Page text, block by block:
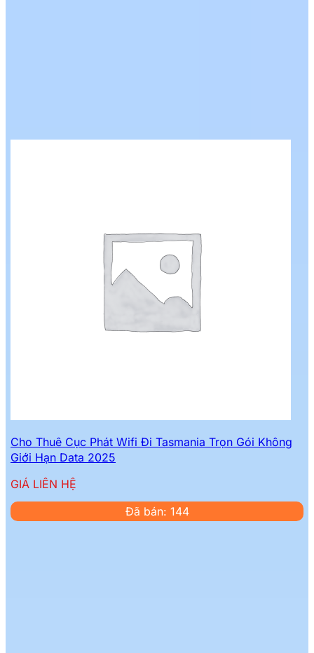
Cho Thuê Cục Phát Wifi Đi Tasmania Trọn Gói Không
Giới Hạn Data 2025
GIÁ LIÊN HỆ
Đã bán: 144